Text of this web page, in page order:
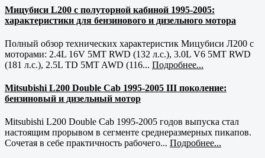
Мицубиси L200 с полуторной кабиной 1995-2005:
характеристики для бензинового и дизельного мотора
Полный обзор технических характеристик Мицубиси Л200 с
моторами: 2.4L 16V 5MT RWD (132 л.с.), 3.0L V6 5MT RWD
(181 л.с.), 2.5L TD 5MT AWD (116... Подробнее...
Mitsubishi L200 Double Cab 1995-2005 III поколение:
бензиновый и дизельный мотор
Mitsubishi L200 Double Cab 1995-2005 годов выпуска стал
настоящим прорывом в сегменте среднеразмерных пикапов.
Сочетая в себе практичность рабочего... Подробнее...